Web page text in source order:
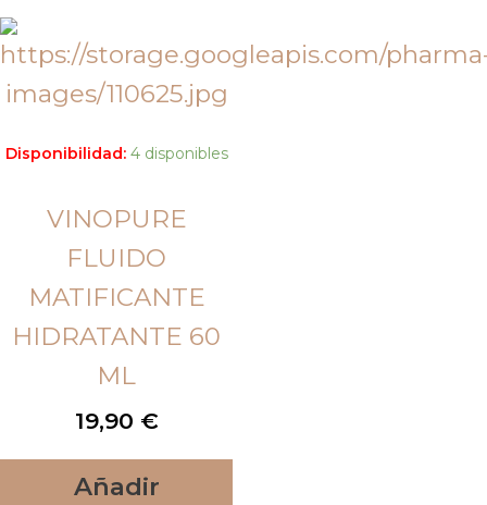
Disponibilidad: 4 disponibles
VINOPURE
FLUIDO
MATIFICANTE
HIDRATANTE 60
ML
19,90 €
Añadir